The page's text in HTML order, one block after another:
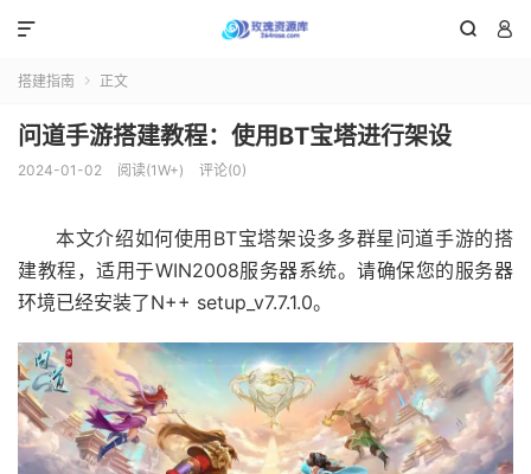
 

搭建指南  正文
问道手游搭建教程：使用BT宝塔进行架设
2024-01-02 阅读(1W+) 评论(0)
本文介绍如何使用BT宝塔架设多多群星问道手游的搭
建教程，适用于WIN2008服务器系统。请确保您的服务器
环境已经安装了N++ setup_v7.7.1.0。